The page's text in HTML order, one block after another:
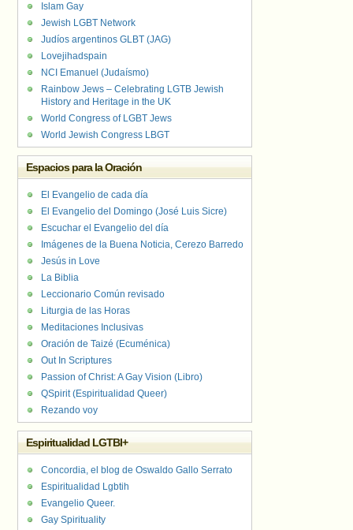
Islam Gay
Jewish LGBT Network
Judíos argentinos GLBT (JAG)
Lovejihadspain
NCI Emanuel (Judaísmo)
Rainbow Jews – Celebrating LGTB Jewish
History and Heritage in the UK
World Congress of LGBT Jews
World Jewish Congress LBGT
Espacios para la Oración
El Evangelio de cada día
El Evangelio del Domingo (José Luis Sicre)
Escuchar el Evangelio del día
Imágenes de la Buena Noticia, Cerezo Barredo
Jesús in Love
La Biblia
Leccionario Común revisado
Liturgia de las Horas
Meditaciones Inclusivas
Oración de Taizé (Ecuménica)
Out In Scriptures
Passion of Christ: A Gay Vision (Libro)
QSpirit (Espiritualidad Queer)
Rezando voy
Espiritualidad LGTBI+
Concordia, el blog de Oswaldo Gallo Serrato
Espiritualidad Lgbtih
Evangelio Queer.
Gay Spirituality